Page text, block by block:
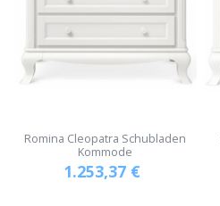
Romina Cleopatra Schubladen
Kommode
1.253,37€